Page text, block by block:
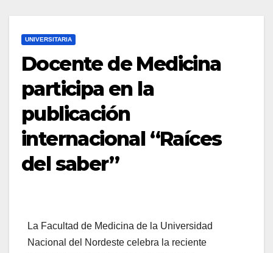
UNIVERSITARIA
Docente de Medicina
participa en la
publicación
internacional “Raíces
del saber”
La Facultad de Medicina de la Universidad
Nacional del Nordeste celebra la reciente